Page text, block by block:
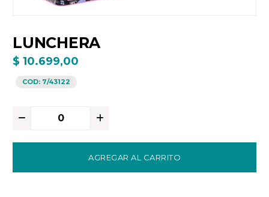
LUNCHERA
$ 10.699,00
COD: 7/43122
AGREGAR AL CARRITO